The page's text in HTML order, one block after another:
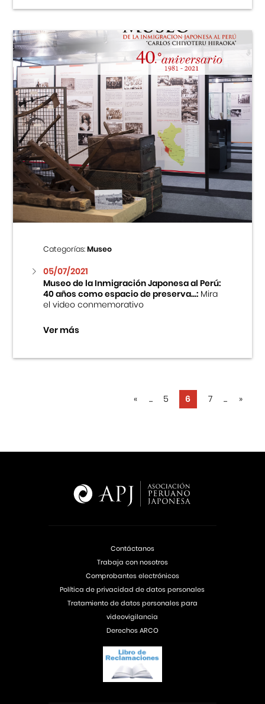
Categorías:Museo
05/07/2021
Museo de la Inmigración Japonesa al Perú:
40 años como espacio de preserva...:Mira
el video conmemorativo
Ver más
« ... 5 6 7 ... »
Contáctanos
Trabaja con nosotros
Comprobantes electrónicos
Política de privacidad de datos personales
Tratamiento de datos personales para
videovigilancia
Derechos ARCO